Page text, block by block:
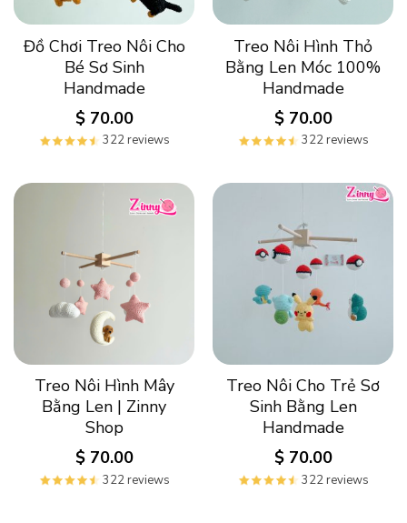
Đồ Chơi Treo Nôi Cho
Bé Sơ Sinh
Handmade
$70.00
322 reviews
Treo Nôi Hình Thỏ
Bằng Len Móc 100%
Handmade
$70.00
322 reviews
Treo Nôi Hình Mây
Bằng Len | Zinny
Shop
$70.00
322 reviews
Treo Nôi Cho Trẻ Sơ
Sinh Bằng Len
Handmade
$70.00
322 reviews